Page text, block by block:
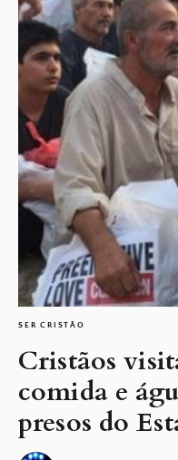
SER CRISTÃO
Cristãos
comida e
presos do